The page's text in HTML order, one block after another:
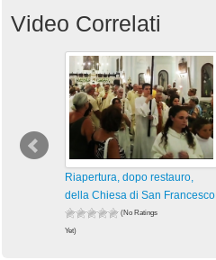
Video Correlati
Riapertura, dopo restauro,
della Chiesa di San Francesco
(No Ratings
Yet)